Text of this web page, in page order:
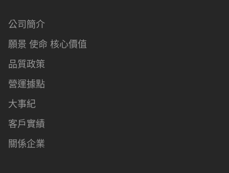
公司簡介
願景 使命 核心價值
品質政策
營運據點
大事紀
客戶實績
關係企業